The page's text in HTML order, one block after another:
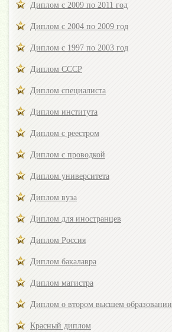
Диплом с 2009 по 2011 год
Диплом с 2004 по 2009 год
Диплом с 1997 по 2003 год
Диплом СССР
Диплом специалиста
Диплом института
Диплом с реестром
Диплом с проводкой
Диплом университета
Диплом вуза
Диплом для иностранцев
Диплом Россия
Диплом бакалавра
Диплом магистра
Диплом о втором высшем образовании
Красный диплом